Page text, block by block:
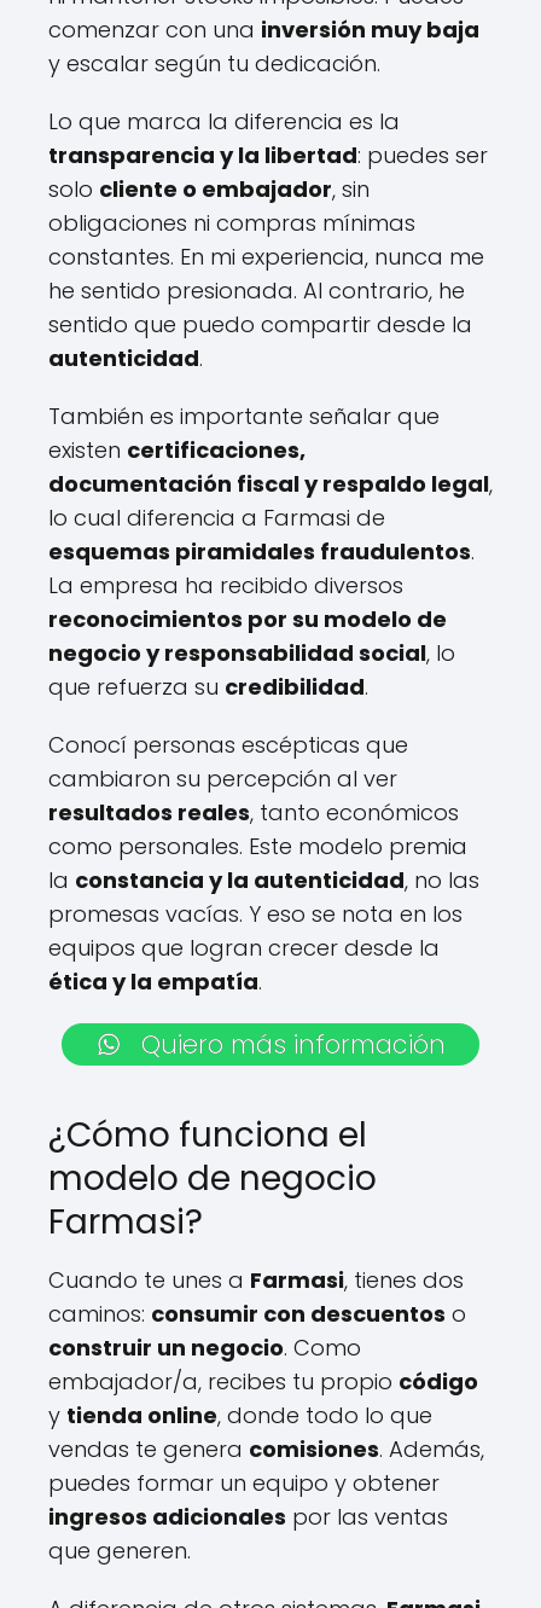
comenzar con una inversión muy baja
y escalar según tu dedicación.
Lo que marca la diferencia es la
transparencia y la libertad: puedes ser
solo cliente o embajador, sin
obligaciones ni compras mínimas
constantes. En mi experiencia, nunca me
he sentido presionada. Al contrario, he
sentido que puedo compartir desde la
autenticidad.
También es importante señalar que
existen certificaciones,
documentación fiscal y respaldo legal,
lo cual diferencia a Farmasi de
esquemas piramidales fraudulentos.
La empresa ha recibido diversos
reconocimientos por su modelo de
negocio y responsabilidad social, lo
que refuerza su credibilidad.
Conocí personas escépticas que
cambiaron su percepción al ver
resultados reales, tanto económicos
como personales. Este modelo premia
la constancia y la autenticidad, no las
promesas vacías. Y eso se nota en los
equipos que logran crecer desde la
ética y la empatía.
Quiero más información
¿Cómo funciona el
modelo de negocio
Farmasi?
Cuando te unes a Farmasi, tienes dos
caminos: consumir con descuentos o
construir un negocio. Como
embajador/a, recibes tu propio código
y tienda online, donde todo lo que
vendas te genera comisiones. Además,
puedes formar un equipo y obtener
ingresos adicionales por las ventas
que generen.